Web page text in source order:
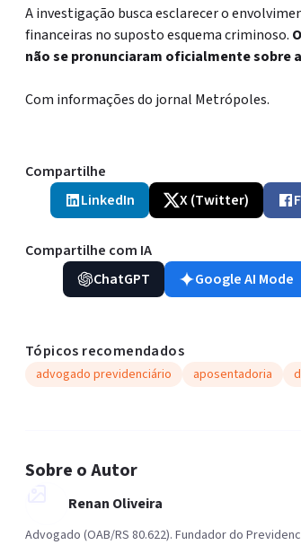
A investigação busca esclarecer o
financeiras no suposto esquema criminoso.
não se pronunciaram oficialmente sobre
Com informações do jornal Metrópoles.
Compartilhe
LinkedIn
X (Twitter)
Compartilhe com IA
ChatGPT
Google AI Mode
Tópicos recomendados
advogado previdenciário aposentadoria
Sobre o Autor
Renan Oliveira
Advogado (OAB/RS 80.622). Fundador do